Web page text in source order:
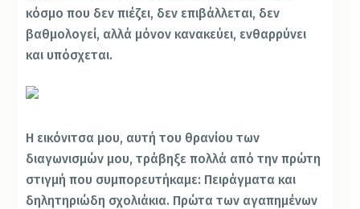
κόσμο που δεν πιέζει, δεν επιβάλλεται, δεν
βαθμολογεί, αλλά μόνον κανακεύει, ενθαρρύνει
και υπόσχεται.
Η εικόνιτσα μου, αυτή του θρανίου των
διαγωνισμών μου, τράβηξε πολλά από την πρώτη
στιγμή που συμπορευτήκαμε: Πειράγματα και
δηλητηριώδη σχολιάκια. Πρώτα των αγαπημένων